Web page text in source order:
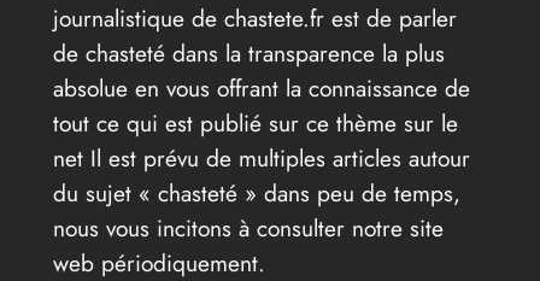
journalistique de chastete.fr est de parler
de chasteté dans la transparence la plus
absolue en vous offrant la connaissance de
tout ce qui est publié sur ce thème sur le
net Il est prévu de multiples articles autour
du sujet « chasteté » dans peu de temps,
nous vous incitons à consulter notre site
web périodiquement.